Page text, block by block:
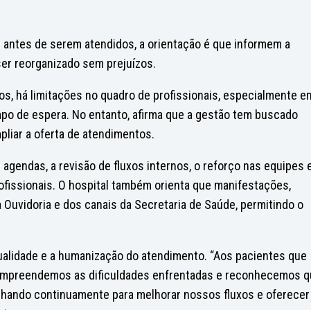
de serem atendidos, a orientação é que informem a
reorganizado sem prejuízos.
há limitações no quadro de profissionais, especialmente
de espera. No entanto, afirma que a gestão tem buscado
a oferta de atendimentos.
a revisão de fluxos internos, o reforço nas equipes
O hospital também orienta que manifestações,
e dos canais da Secretaria de Saúde, permitindo o
e a humanização do atendimento. “Aos pacientes que
as dificuldades enfrentadas e reconhecemos
continuamente para melhorar nossos fluxos e oferecer